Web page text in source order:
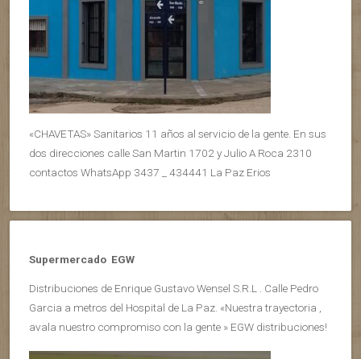
«CHAVETAS» Sanitarios 11 años al servicio de la gente. En sus
dos direcciones calle San Martin 1702 y Julio A Roca 2310
contactos WhatsApp 3437 _ 434441 La Paz Erios
Supermercado EGW
Distribuciones de Enrique Gustavo Wensel S.R.L . Calle Pedro
Garcia a metros del Hospital de La Paz. «Nuestra trayectoria ,
avala nuestro compromiso con la gente » EGW distribuciones!